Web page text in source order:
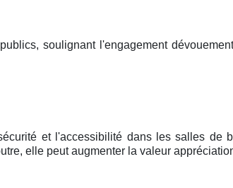
soulignant l'engagement
et l'accessibilité dans les salles de
elle peut augmenter la valeur